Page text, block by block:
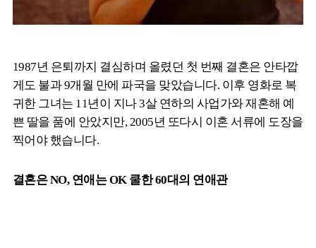
1987년 은퇴까지 결심하며 올렸던 첫 번째 결혼은 안타깝
게도 불과 9개월 만에 파국을 맞았습니다. 이후 영화로 복
귀한 그녀는 11년이 지나 3살 연하의 사업가와 재혼해 예
쁜 딸을 품에 안았지만, 2005년 또다시 이혼 서류에 도장을
찍어야 했습니다.
결혼은 NO, 연애는 OK 쿨한 60대의 연애관